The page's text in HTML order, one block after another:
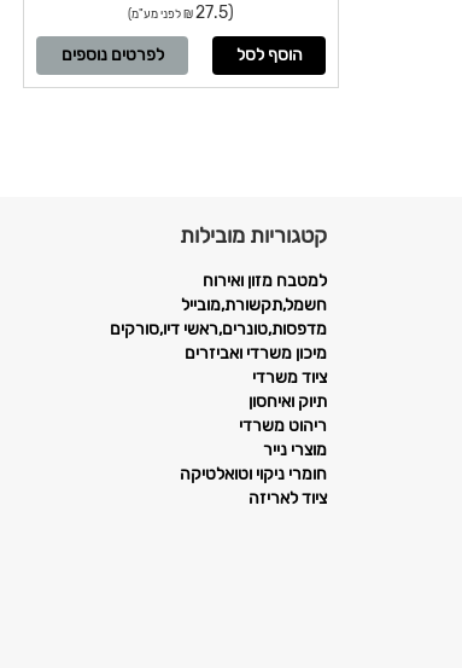
(27.5 ₪ לפני מע"מ)
לפרטים נוספים
קטגוריות מובילות
למטבח מזון ואירוח
חשמל,תקשורת,מובייל
מדפסות,טונרים,ראשי דיו,סורקים
מיכון משרדי ואביזרים
ציוד משרדי
תיוק ואיחסון
ריהוט משרדי
מוצרי נייר
חומרי ניקוי וטואלטיקה
ציוד לאריזה